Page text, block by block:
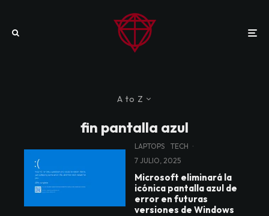
A to Z
fin pantalla azul
LAPTOPS TECH ·
7 JULIO, 2025
Microsoft eliminará la
icónica pantalla azul de
error en futuras
versiones de Windows